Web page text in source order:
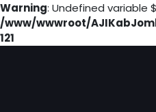
Warning: Undefined variable
/www/wwwroot/
121